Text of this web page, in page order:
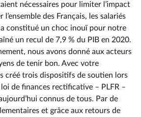
nécessaires pour limiter l’impact
des Français, les salariés
constitué un choc inouï pour notre
un recul de 7,9 % du PIB en 2020.
nous avons donné aux acteurs
de tenir bon. Avec votre
créé trois dispositifs de soutien lors
de finances rectificative –⁠ PLFR –
connus de tous. Par de
et grâce aux retours de